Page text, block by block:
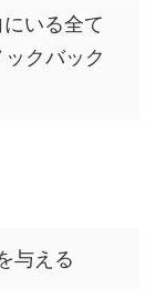
いる全て
クバック
与える